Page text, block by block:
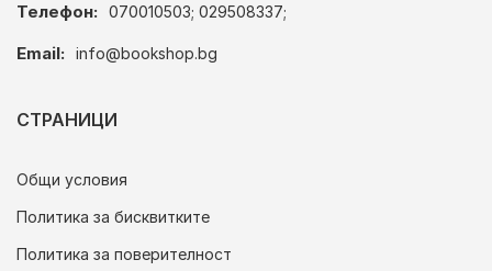
Телефон: 070010503; 029508337;
Email: info@bookshop.bg
СТРАНИЦИ
Общи условия
Политика за бисквитките
Политика за поверителност